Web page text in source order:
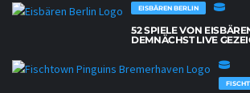
EISBÄREN BERLIN
52 SPIELE VON
DEMNÄCHST LIVE